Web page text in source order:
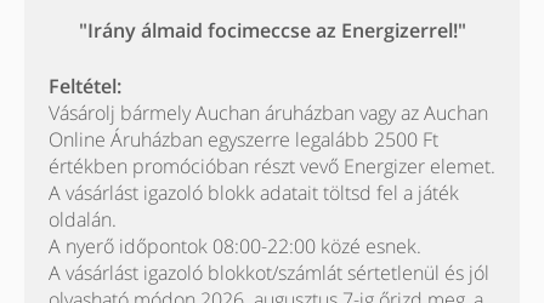
"Irány álmaid focimeccse az Energizerrel!"
Feltétel:
Vásárolj bármely Auchan áruházban vagy az Auchan
Online Áruházban egyszerre legalább 2500 Ft
értékben promócióban részt vevő Energizer elemet.
A vásárlást igazoló blokk adatait töltsd fel a játék
oldalán.
A nyerő időpontok 08:00-22:00 közé esnek.
A vásárlást igazoló blokkot/számlát sértetlenül és jól